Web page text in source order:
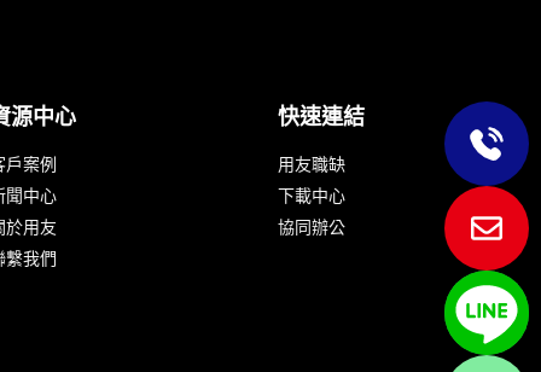
源中心
戶案例
聞中心
於用友
繫我們
快速連結
用友職缺
下載中心
協同辦公